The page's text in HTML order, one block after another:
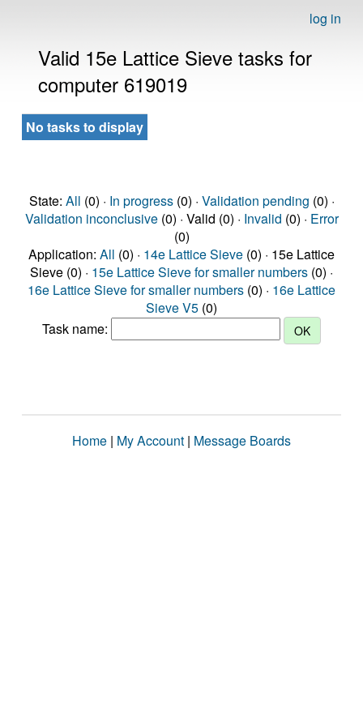
log in
Valid 15e Lattice Sieve tasks for
computer 619019
No tasks to display
State: All (0) · In progress(0) · Validation pending (0) ·
Validation inconclusive(0) · Valid (0) · Invalid (0) · Error
(0)
Application: All (0) · 14e Lattice Sieve (0) · 15e Lattice
Sieve (0) · 15e Lattice Sieve for smaller numbers (0) ·
16e Lattice Sieve for smaller numbers (0) · 16e Lattice
Sieve V5 (0)
Task name:
Home | My Account | Message Boards